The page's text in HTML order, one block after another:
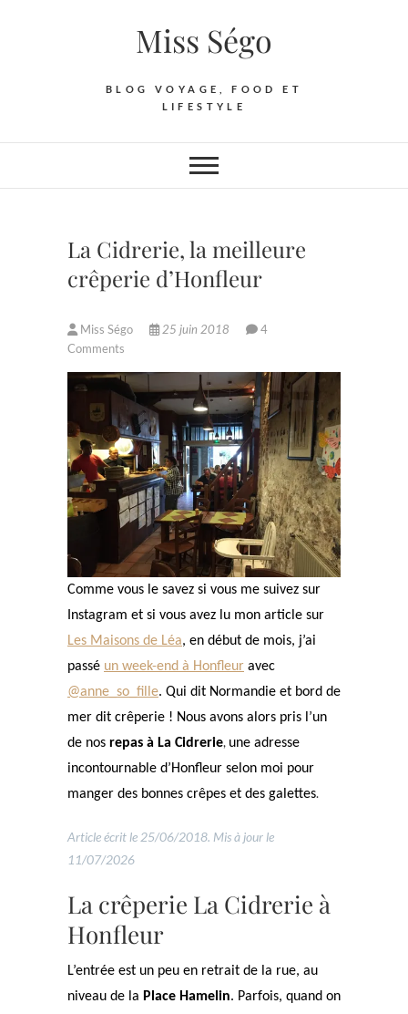
Miss Ségo
BLOG VOYAGE, FOOD ET
LIFESTYLE
La Cidrerie, la meilleure
crêperie d’Honfleur
Miss Ségo 25 juin 2018
4
Comments
Comme vous le savez si vous me suivez sur
Instagram et si vous avez lu mon article sur
Les Maisons de Léa, en début de mois, j’ai
passé un week-end à Honfleur avec
@anne_so_fille. Qui dit Normandie et bord de
mer dit crêperie ! Nous avons alors pris l’un
de nos repas à La Cidrerie, une adresse
incontournable d’Honfleur selon moi pour
manger des bonnes crêpes et des galettes.
Article écrit le 25/06/2018. Mis à jour le
11/07/2026
La crêperie La Cidrerie à
Honfleur
L’entrée est un peu en retrait de la rue, au
niveau de la Place Hamelin. Parfois, quand on